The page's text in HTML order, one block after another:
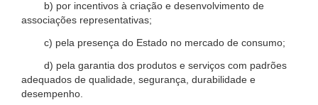
b) por incentivos à criação e desenvolvimento de
associações representativas;
c) pela presença do Estado no mercado de consumo;
d) pela garantia dos produtos e serviços com padrões
adequados de qualidade, segurança, durabilidade e
desempenho.